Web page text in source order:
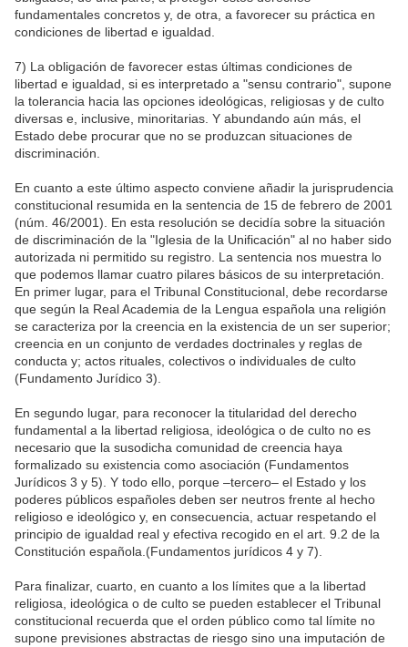
fundamentales concretos y, de otra, a favorecer su práctica en
condiciones de libertad e igualdad.
7) La obligación de favorecer estas últimas condiciones de
libertad e igualdad, si es interpretado a "sensu contrario", supone
la tolerancia hacia las opciones ideológicas, religiosas y de culto
diversas e, inclusive, minoritarias. Y abundando aún más, el
Estado debe procurar que no se produzcan situaciones de
discriminación.
En cuanto a este último aspecto conviene añadir la jurisprudencia
constitucional resumida en la sentencia de 15 de febrero de 2001
(núm. 46/2001). En esta resolución se decidía sobre la situación
de discriminación de la "Iglesia de la Unificación" al no haber sido
autorizada ni permitido su registro. La sentencia nos muestra lo
que podemos llamar cuatro pilares básicos de su interpretación.
En primer lugar, para el Tribunal Constitucional, debe recordarse
que según la Real Academia de la Lengua española una religión
se caracteriza por la creencia en la existencia de un ser superior;
creencia en un conjunto de verdades doctrinales y reglas de
conducta y; actos rituales, colectivos o individuales de culto
(Fundamento Jurídico 3).
En segundo lugar, para reconocer la titularidad del derecho
fundamental a la libertad religiosa, ideológica o de culto no es
necesario que la susodicha comunidad de creencia haya
formalizado su existencia como asociación (Fundamentos
Jurídicos 3 y 5). Y todo ello, porque –tercero– el Estado y los
poderes públicos españoles deben ser neutros frente al hecho
religioso e ideológico y, en consecuencia, actuar respetando el
principio de igualdad real y efectiva recogido en el art. 9.2 de la
Constitución española.(Fundamentos jurídicos 4 y 7).
Para finalizar, cuarto, en cuanto a los límites que a la libertad
religiosa, ideológica o de culto se pueden establecer el Tribunal
constitucional recuerda que el orden público como tal límite no
supone previsiones abstractas de riesgo sino una imputación de